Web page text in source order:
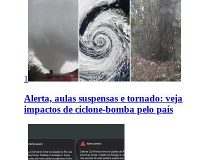
1
Alerta, aulas suspensas e tornado: veja
impactos de ciclone-bomba pelo país